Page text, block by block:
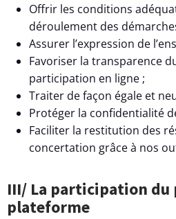
Offrir les conditions
déroulement des
Assurer l’expression de
Favoriser la transparence
participation en ligne ;
Traiter de façon égale et
Protéger la confidentialité
Faciliter la restitution des
concertation grâce à nos
III/ La participation du public sur la
plateforme